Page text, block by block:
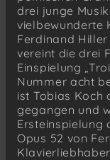
drei junge
vielbewunderte
Ferdinand
vereint die drei
Einspielung
Nummer acht
ist Tobias Koch
gegangen und
Ersteinspielung
Opus 52 von